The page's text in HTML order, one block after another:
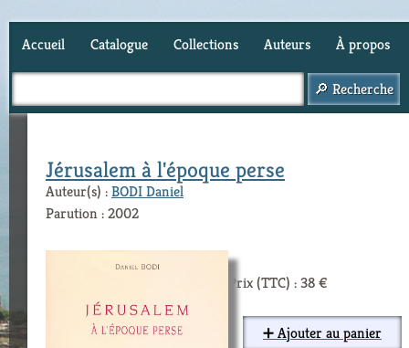
Accueil Catalogue Collections Auteurs À propos
Jérusalem à l'époque perse
Auteur(s) :BODI Daniel
Parution : 2002
Prix (TTC) : 38 €
➕ Ajouter au panier